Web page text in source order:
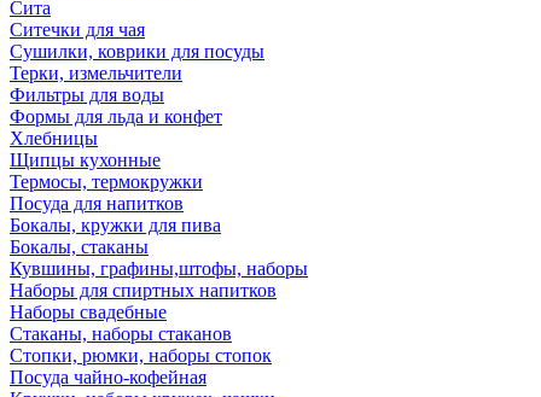
Сита
Ситечки для чая
Сушилки, коврики для посуды
Терки, измельчители
Фильтры для воды
Формы для льда и конфет
Хлебницы
Щипцы кухонные
Термосы, термокружки
Посуда для напитков
Бокалы, кружки для пива
Бокалы, стаканы
Кувшины, графины,штофы, наборы
Наборы для спиртных напитков
Наборы свадебные
Стаканы, наборы стаканов
Стопки, рюмки, наборы стопок
Посуда чайно-кофейная